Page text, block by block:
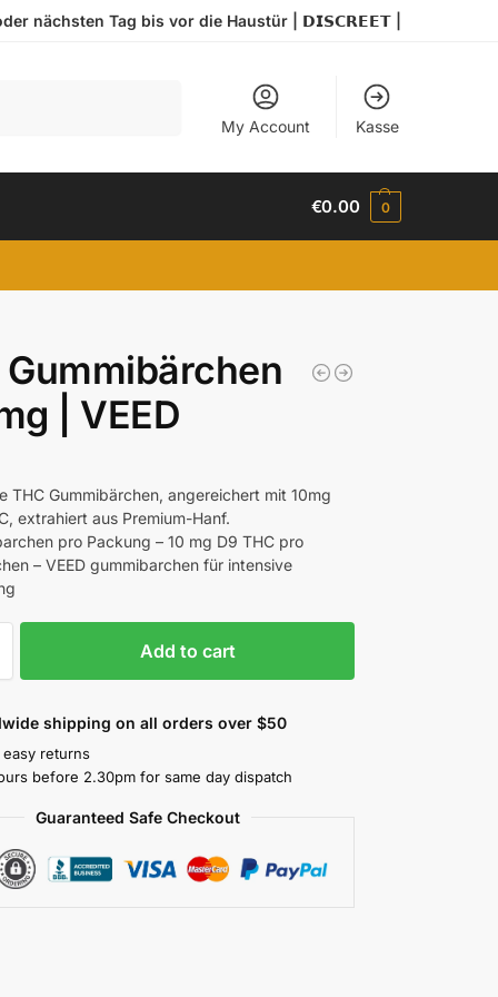
nächsten Tag bis vor die Haustür | 𝗗𝗜𝗦𝗖𝗥𝗘𝗘𝗧 |
My Account Kasse
€0.00 0
Gummibärchen
| VEED
THC Gummibärchen, angereichert mit 10mg
extrahiert aus Premium-Hanf.
pro Packung – 10 mg D9 THC pro
– VEED gummibarchen für intensive
Add to cart
shipping on all orders over $50
returns
before 2.30pm for same day dispatch
Guaranteed Safe Checkout